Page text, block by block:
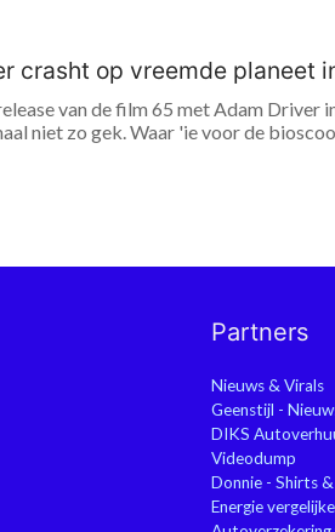
crasht op vreemde planeet
van de film 65 met Adam Driver
niet zo gek. Waar 'ie voor de
Partners
Nieuws & Virals
Geenstijl -
DIKS
Videodump
Donnie - Shirts
Energie